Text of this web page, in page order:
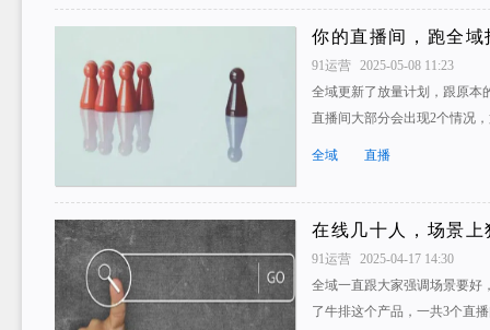
你的直播间，跑全
91运营
2025-05-08 11:23
全域更新了放量计划，跟原本
直播间大部分会出现2个情况
全域 直播
在线几十人，场景
91运营
2025-04-17 14:30
全域一直跟大家强调场景要好
了牛排这个产品，一共3个直